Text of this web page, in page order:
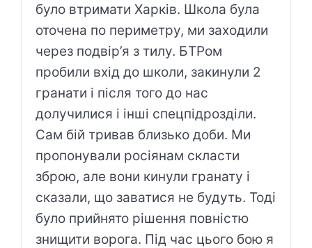
було втримати Харків. Школа була
оточена по периметру, ми заходили
через подвір’я з тилу. БТРом
пробили вхід до школи, закинули 2
гранати і після того до нас
долучилися і інші спецпідрозділи.
Сам бій тривав близько доби. Ми
пропонували росіянам скласти
зброю, але вони кинули гранату і
сказали, що заватися не будуть. Тоді
було прийнято рішення повністю
знищити ворога. Під час цього бою я